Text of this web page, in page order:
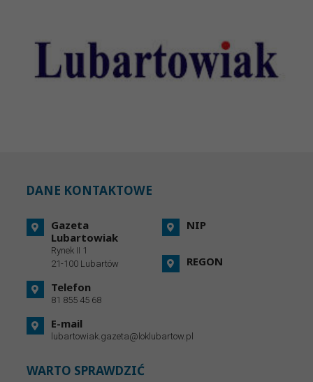
DANE KONTAKTOWE
Gazeta
Lubartowiak
Rynek II 1
21-100 Lubartów
Telefon
81 855 45 68
E-mail
lubartowiak.gazeta@loklubartow.pl
NIP
REGON
WARTO SPRAWDZIĆ